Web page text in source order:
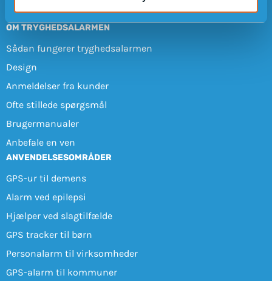
OM TRYGHEDSALARMEN
Sådan fungerer tryghedsalarmen
Design
Anmeldelser fra kunder
Ofte stillede spørgsmål
Brugermanualer
Anbefale en ven
ANVENDELSESOMRÅDER
GPS-ur til demens
Alarm ved epilepsi
Hjælper ved slagtilfælde
GPS tracker til børn
Personalarm til virksomheder
GPS-alarm til kommuner